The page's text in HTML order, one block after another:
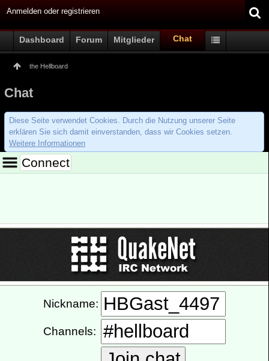
Anmelden oder registrieren
Dashboard Forum Mitglieder Chat
the Hellboard
Chat
Diese Seite verwendet Cookies. Durch die Nutzung unserer Seite
erklären Sie sich damit einverstanden, dass wir Cookies setzen.
Weitere Informationen